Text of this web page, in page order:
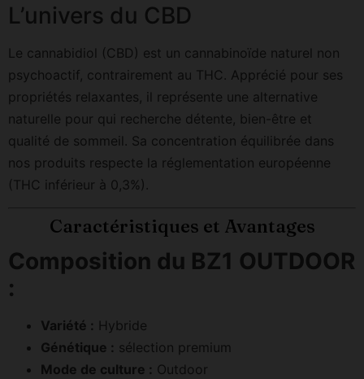
L’univers du CBD
Le cannabidiol (CBD) est un cannabinoïde naturel non
psychoactif, contrairement au THC. Apprécié pour ses
propriétés relaxantes, il représente une alternative
naturelle pour qui recherche détente, bien-être et
qualité de sommeil. Sa concentration équilibrée dans
nos produits respecte la réglementation européenne
(THC inférieur à 0,3%).
Caractéristiques et Avantages
Composition du BZ1 OUTDOOR
:
Variété : Hybride
Génétique : sélection premium
Mode de culture : Outdoor